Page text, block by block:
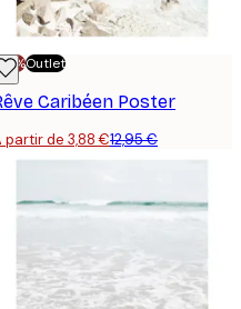
Outlet
Caribéen Poster
partir de 3,88 €12,95 €